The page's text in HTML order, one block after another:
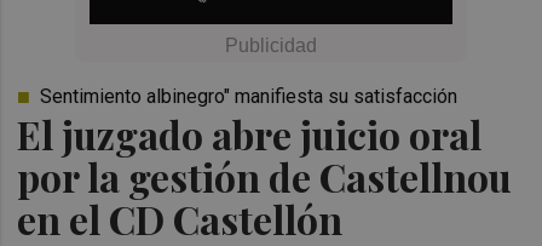
El juzgado abre juicio oral
por la gestión de Castellnou
en el CD Castellón
Sentimiento albinegro" manifiesta su satisfacción